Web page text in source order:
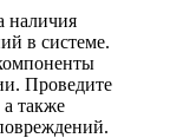
наличия
в системе.
Проведите
также